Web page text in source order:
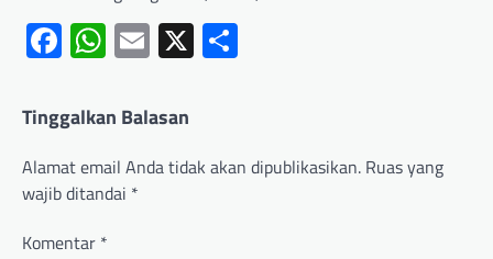
Facebook
WhatsApp
Email
X
Tinggalkan Balasan
Alamat email Anda tidak akan dipublikasikan. Ruas yang
wajib ditandai *
Komentar *